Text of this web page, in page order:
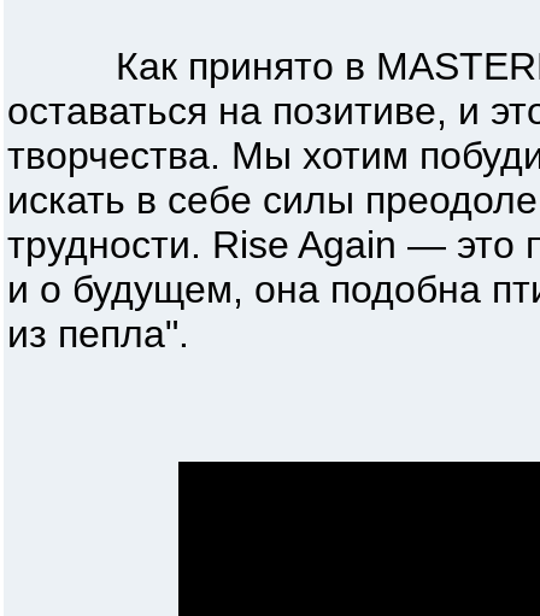
Как принято в
оставаться на позитиве, и
творчества. Мы хотим
искать в себе силы
трудности. Rise Again — это
и о будущем, она подобна
из пепла".